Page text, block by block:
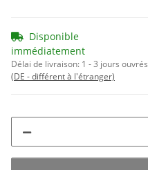
Disponible
immédiatement
Délai de livraison: 1 - 3 jours ouvrés
(DE - différent à l'étranger)